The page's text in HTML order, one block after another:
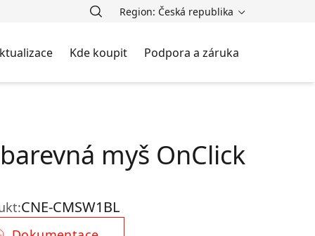
Region: Česká republika
Kde koupit Podpora a záruka
myš OnClick
CNE-CMSW1BL